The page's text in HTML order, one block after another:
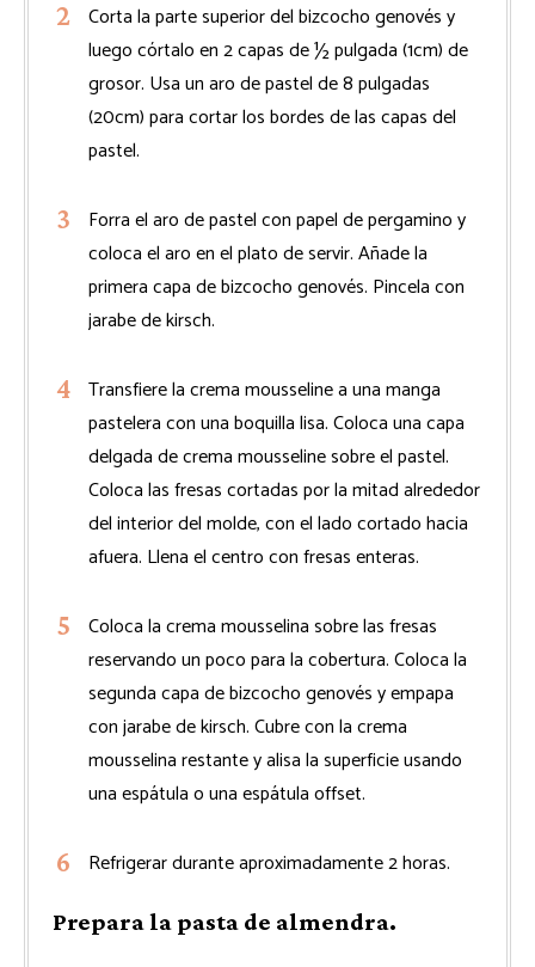
Corta la parte superior del bizcocho genovés y
luego córtalo en 2 capas de ½ pulgada (1cm) de
grosor. Usa un aro de pastel de 8 pulgadas
(20cm) para cortar los bordes de las capas del
pastel.
Forra el aro de pastel con papel de pergamino y
coloca el aro en el plato de servir. Añade la
primera capa de bizcocho genovés. Pincela con
jarabe de kirsch.
Transfiere la crema mousseline a una manga
pastelera con una boquilla lisa. Coloca una capa
delgada de crema mousseline sobre el pastel.
Coloca las fresas cortadas por la mitad alrededor
del interior del molde, con el lado cortado hacia
afuera. Llena el centro con fresas enteras.
Coloca la crema mousselina sobre las fresas
reservando un poco para la cobertura. Coloca la
segunda capa de bizcocho genovés y empapa
con jarabe de kirsch. Cubre con la crema
mousselina restante y alisa la superficie usando
una espátula o una espátula offset.
Refrigerar durante aproximadamente 2 horas.
Prepara la pasta de almendra.